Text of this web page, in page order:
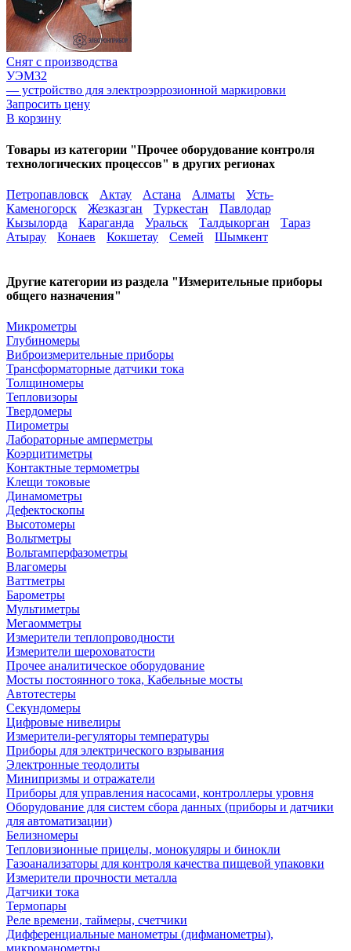
Снят с производства
УЭМ32
— устройство для электроэррозионной маркировки
Запросить цену
В корзину
Товары из категории "Прочее оборудование контроля
технологических процессов" в других регионах
Петропавловск Актау Астана Алматы
Усть-
Каменогорск
Жезказган Туркестан
Павлодар
Кызылорда
Караганда Уральск Талдыкорган
Тараз
Атырау
Конаев Кокшетау Семей Шымкент
Другие категории из раздела "Измерительные приборы
общего назначения"
Микрометры
Глубиномеры
Виброизмерительные приборы
Трансформаторные датчики тока
Толщиномеры
Тепловизоры
Твердомеры
Пирометры
Лабораторные амперметры
Коэрцитиметры
Контактные термометры
Клещи токовые
Динамометры
Дефектоскопы
Высотомеры
Вольтметры
Вольтамперфазометры
Влагомеры
Ваттметры
Барометры
Мультиметры
Мегаомметры
Измерители теплопроводности
Измерители шероховатости
Прочее аналитическое оборудование
Мосты постоянного тока, Кабельные мосты
Автотестеры
Секундомеры
Цифровые нивелиры
Измерители-регуляторы температуры
Приборы для электрического взрывания
Электронные теодолиты
Минипризмы и отражатели
Приборы для управления насосами, контроллеры уровня
Оборудование для систем сбора данных (приборы и датчики
для автоматизации)
Белизномеры
Тепловизионные прицелы, монокуляры и бинокли
Газоанализаторы для контроля качества пищевой упаковки
Измерители прочности металла
Датчики тока
Термопары
Реле времени, таймеры, счетчики
Дифференциальные манометры (дифманометры),